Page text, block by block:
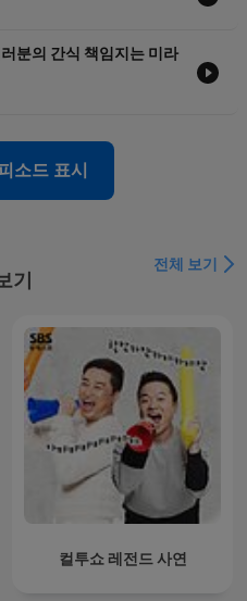
분의 간식 책임지는 미라
소드 표시
기
전체 보기
컬투쇼 레전드 사연